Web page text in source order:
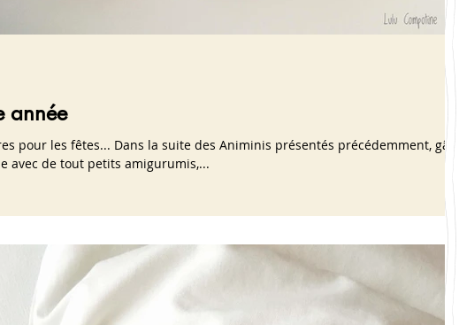
année
pour les fêtes... Dans la suite des Animinis présentés précédemment, gâter
avec de tout petits amigurumis,...